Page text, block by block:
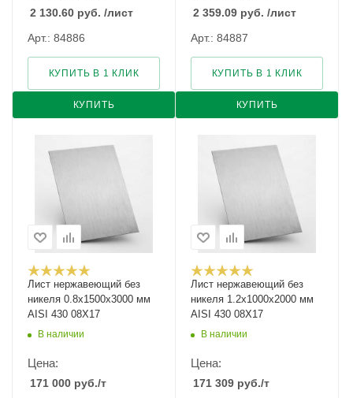
2 130.60 руб. /лист
Арт.: 84886
КУПИТЬ
КУПИТЬ В 1 КЛИК
2 359.09 руб. /лист
Арт.: 84887
КУПИТЬ
КУПИТЬ В 1 КЛИК
Лист нержавеющий без
никеля 0.8х1500х3000 мм
AISI 430 08Х17
В наличии
Цена:
171 000 руб./т
Лист нержавеющий без
никеля 1.2х1000х2000 мм
AISI 430 08Х17
В наличии
Цена:
171 309 руб./т